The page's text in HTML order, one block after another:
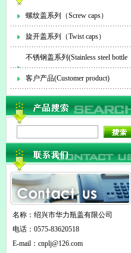
螺纹盖系列（Screw caps）
旋开盖系列（Twist caps）
不锈钢盖系列(Stainless steel bottle
cap)
客户产品(Customer product)
名称：绍兴市华力瓶盖有限公司
电话：0575-83620518
E-mail： cnplj@126.com